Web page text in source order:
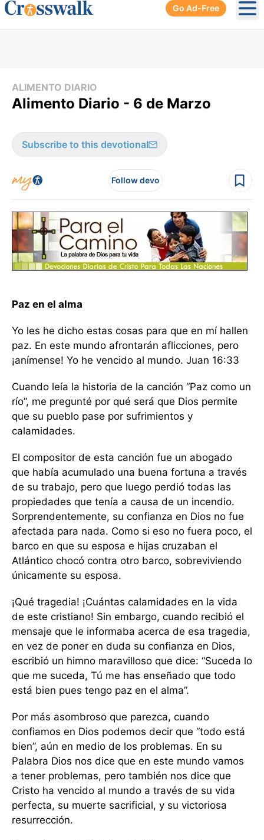
Go Ad-Free
ALIMENTO DIARIO
Alimento Diario - 6 de Marzo
Subscribe to this devotional
Follow devo
Paz en el alma
Yo les he dicho estas cosas para que en mí hallen
paz. En este mundo afrontarán aflicciones, pero
¡anímense! Yo he vencido al mundo. Juan 16:33
Cuando leía la historia de la canción “Paz como un
río”, me pregunté por qué será que Dios permite
que su pueblo pase por sufrimientos y
calamidades.
El compositor de esta canción fue un abogado
que había acumulado una buena fortuna a través
de su trabajo, pero que luego perdió todas las
propiedades que tenía a causa de un incendio.
Sorprendentemente, su confianza en Dios no fue
afectada para nada. Como si eso no fuera poco, el
barco en que su esposa e hijas cruzaban el
Atlántico chocó contra otro barco, sobreviviendo
únicamente su esposa.
¡Qué tragedia! ¡Cuántas calamidades en la vida
de este cristiano! Sin embargo, cuando recibió el
mensaje que le informaba acerca de esa tragedia,
en vez de poner en duda su confianza en Dios,
escribió un himno maravilloso que dice: “Suceda lo
que me suceda, Tú me has enseñado que todo
está bien pues tengo paz en el alma”.
Por más asombroso que parezca, cuando
confiamos en Dios podemos decir que “todo está
bien”, aún en medio de los problemas. En su
Palabra Dios nos dice que en este mundo vamos
a tener problemas, pero también nos dice que
Cristo ha vencido al mundo a través de su vida
perfecta, su muerte sacrificial, y su victoriosa
resurrección.